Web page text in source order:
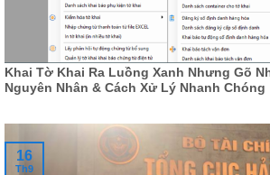
Khai Tờ Khai Ra Luồng Xanh Nhưng Gõ
Nguyên Nhân & Cách Xử Lý Nhanh Chóng
16
Th9